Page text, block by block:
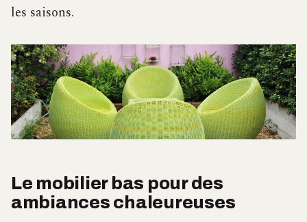
les saisons.
Le mobilier bas pour des
ambiances chaleureuses